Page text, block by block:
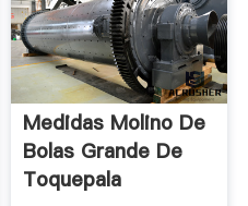
Medidas Molino De
Bolas Grande De
Toquepala